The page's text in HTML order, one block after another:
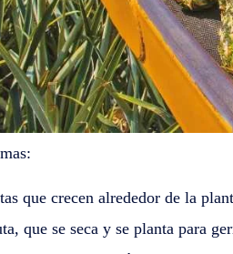
que crecen alrededor de la
que se seca y se planta para